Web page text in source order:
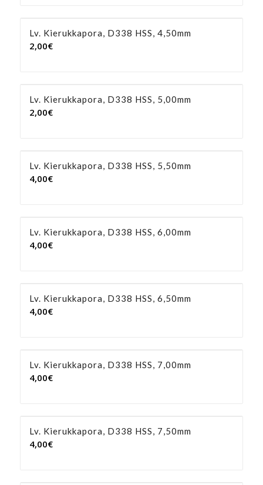
Lv. Kierukkapora, D338 HSS, 4,50mm
2,00€
Lv. Kierukkapora, D338 HSS, 5,00mm
2,00€
Lv. Kierukkapora, D338 HSS, 5,50mm
4,00€
Lv. Kierukkapora, D338 HSS, 6,00mm
4,00€
Lv. Kierukkapora, D338 HSS, 6,50mm
4,00€
Lv. Kierukkapora, D338 HSS, 7,00mm
4,00€
Lv. Kierukkapora, D338 HSS, 7,50mm
4,00€